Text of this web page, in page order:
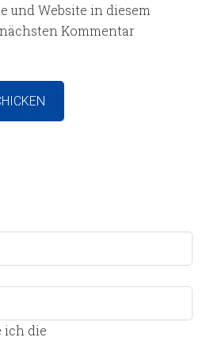
und Website in diesem
Kommentar
ich die